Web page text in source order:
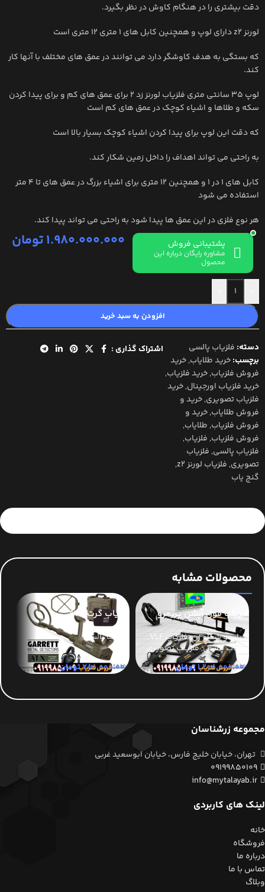
دقت بیشتری را در هنگام کاوش در نظر بگیرد.
لورنز z2 دارای لوپ و همچنین کابل های 1 متری 12 متری است
که بستگی به هدف کاوشگر دارد می توانند در عمق های مختلف با آنها کار
کند.
لوپ 35 سانتی متری فلزیاب لورنز زد 2 برای عمق های کم و برای پیدا کردن
سکه و طلاها و اشیاء کوچک در عمق های کم است
که دقت این لوپ برای پیدا کردن اشیاء کوچک بسیار بالا است
به راحتی می تواند اهداف را داخل زمین شکار کند.
کابل های 1 در 1 و همچنین 12 متری برای اشیاء بزرگ در عمق های تا 4 متر
استفاده می شود
هر نوع فلزی در این عمق ها پیدا شود به راحتی می تواند پیدا کند.
پشتیبانی فروش
مشاوره رایگان درباره این
محصول
1.980.000.000تومان
افزودن به سبد خرید
دسته: فلزیاب پالسی
برچسب:خرید طلایاب,خرید
فروش فلزیاب,خرید فلزیاب,
خرید فلزیاب اورجینال,خرید
فلزیاب تصویری,خرید و
فروش طلایاب,خرید و
فروش فلزیاب, طلایاب,
فروش فلزیاب, فلزیاب,
فلزیاب پالسی, فلزیاب
تصویری, فلزیاب لورنز z2
,
گنج یاب
اشتراک گذاری :
محصولات مشابه
فلزیاب فول آپشن پریمرو
ردیاب و شعاع زن,فلزیاب VLF
,
فلزیاب پالسی,فلزیاب تصویری
1.200.000.000تومان
فلزیاب گرت ATX
فلزیاب پالسی
780.000.000تومان
مجموعه زرشناسان
تهران، خیابان خلیج فارس، خیابان ابوسعید غربی
09199850109
info@mytalayab.ir
لینک های کاربردی
خانه
فروشگاه
درباره ما
تماس با ما
وبلاگ